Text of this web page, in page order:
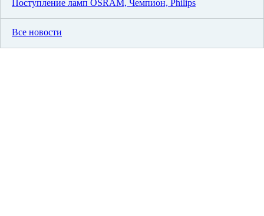
Поступление ламп OSRAM, Чемпион, Philips
Все новости